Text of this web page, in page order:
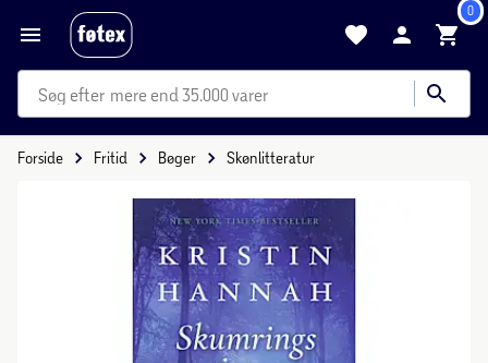
0
mere end 35.000 varer
Forside Fritid Bøger Skønlitteratur